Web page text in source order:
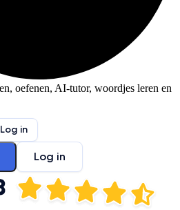
oefenen, AI-tutor, woordjes leren en
Log in
Log in